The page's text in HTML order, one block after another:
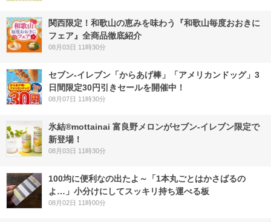
関西限定！和歌山の恵みを味わう『和歌山毎度おおきに
フェア』全商品徹底紹介
08月03日 11時30分
セブン‐イレブン「からあげ棒」「アメリカンドッグ」3
日間限定30円引きセールを開催中！
08月07日 11時30分
氷結®mottainai 富良野メロンがセブン‐イレブン限定で
新登場！
08月03日 11時30分
100均に便利なの出たよ～「1本丸ごとはかさばるの
よ…」小分けにしてスッキリ持ち運べる板
08月02日 11時00分